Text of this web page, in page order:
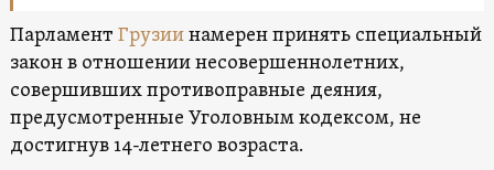
Парламент Грузиинамерен принять специальный
закон в отношении несовершеннолетних,
совершивших противоправные деяния,
предусмотренные Уголовным кодексом, не
достигнув 14-летнего возраста.